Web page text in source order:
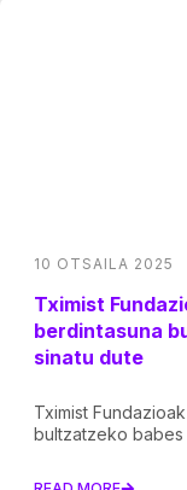
10 OTSAILA 2025
Tximist
berdintasuna
sinatu dute
Tximist
bultzatzeko babes